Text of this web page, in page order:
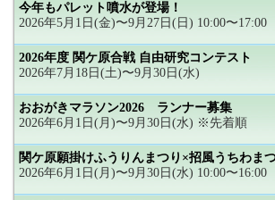
今年もパレット噴水が登場！
2026年5月1日(金)〜9月27日(日) 10:00〜17:00
2026年度 関ケ原合戦 自由研究コンテスト
2026年7月18日(土)〜9月30日(水)
おおがきマラソン2026 ランナー募集
2026年6月1日(月)〜9月30日(水) ※先着順
関ケ原願掛けふうりんまつり×招風うちわま
2026年6月1日(月)〜9月30日(水) 10:00〜16:00